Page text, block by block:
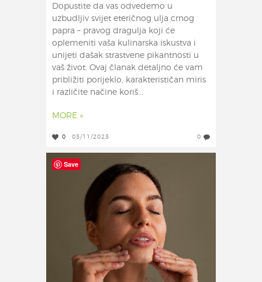
Dopustite da vas odvedemo u
uzbudljiv svijet eteričnog ulja crnog
papra – pravog dragulja koji će
oplemeniti vaša kulinarska iskustva i
unijeti dašak strastvene pikantnosti u
vaš život. Ovaj članak detaljno će vam
približiti porijeklo, karakterističan miris
i različite načine koriš...
MORE »
0 03/11/2023 0
Save